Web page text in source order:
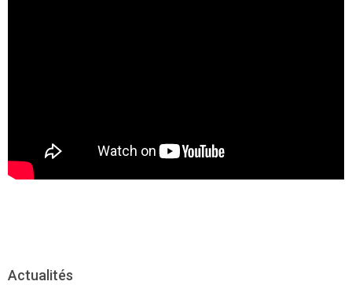
Actualités